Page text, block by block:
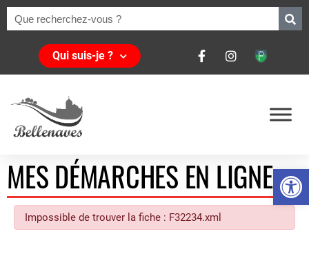
Ouvrir
Qui suis-je ?
MES DÉMARCHES EN LIGNE
Impossible de trouver la fiche : F32234.xml